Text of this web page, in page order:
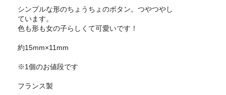
シンプルな形のちょうちょのボタン。つやつやし
ています。
色も形も女の子らしくて可愛いです！
約15mm×11mm
※1個のお値段です
フランス製